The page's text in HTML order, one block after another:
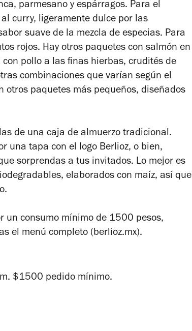
parmesano y espárragos. Para el
curry, ligeramente dulce por las
suave de la mezcla de especias. Para
rojos. Hay otros paquetes con salmón en
pollo a las finas hierbas, crudités de
combinaciones que varían según el
otros paquetes más pequeños, diseñados
de una caja de almuerzo tradicional.
una tapa con el logo Berlioz, o bien,
sorprendas a tus invitados. Lo mejor es
elaborados con maíz, así que
un consumo mínimo de 1500 pesos,
el menú completo (berlioz.mx).
$1500 pedido mínimo.